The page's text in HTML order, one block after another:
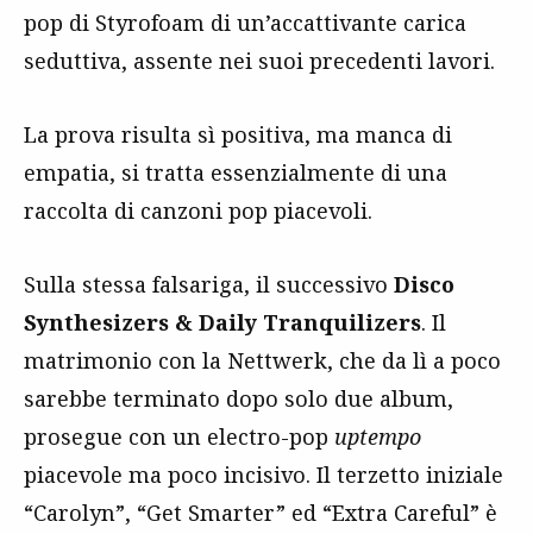
pop di Styrofoam di un’accattivante carica
seduttiva, assente nei suoi precedenti lavori.
La prova risulta sì positiva, ma manca di
empatia, si tratta essenzialmente di una
raccolta di canzoni pop piacevoli.
Sulla stessa falsariga, il successivo Disco
Synthesizers & Daily Tranquilizers. Il
matrimonio con la Nettwerk, che da lì a poco
sarebbe terminato dopo solo due album,
prosegue con un electro-pop uptempo
piacevole ma poco incisivo. Il terzetto iniziale
“Carolyn”, “Get Smarter” ed “Extra Careful” è